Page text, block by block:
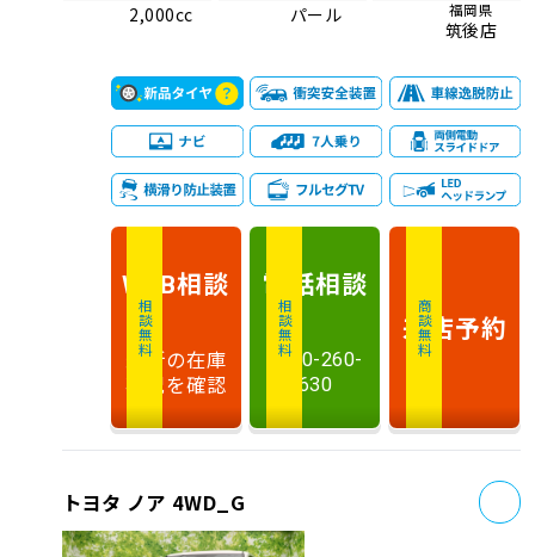
2,000cc
パール
福岡県
筑後店
相談無料
WEB相談
最新の在庫
状況を確認
相談無料
電話相談
0120-260-
630
商談無料
来店予約
トヨタ ノア 4WD_G